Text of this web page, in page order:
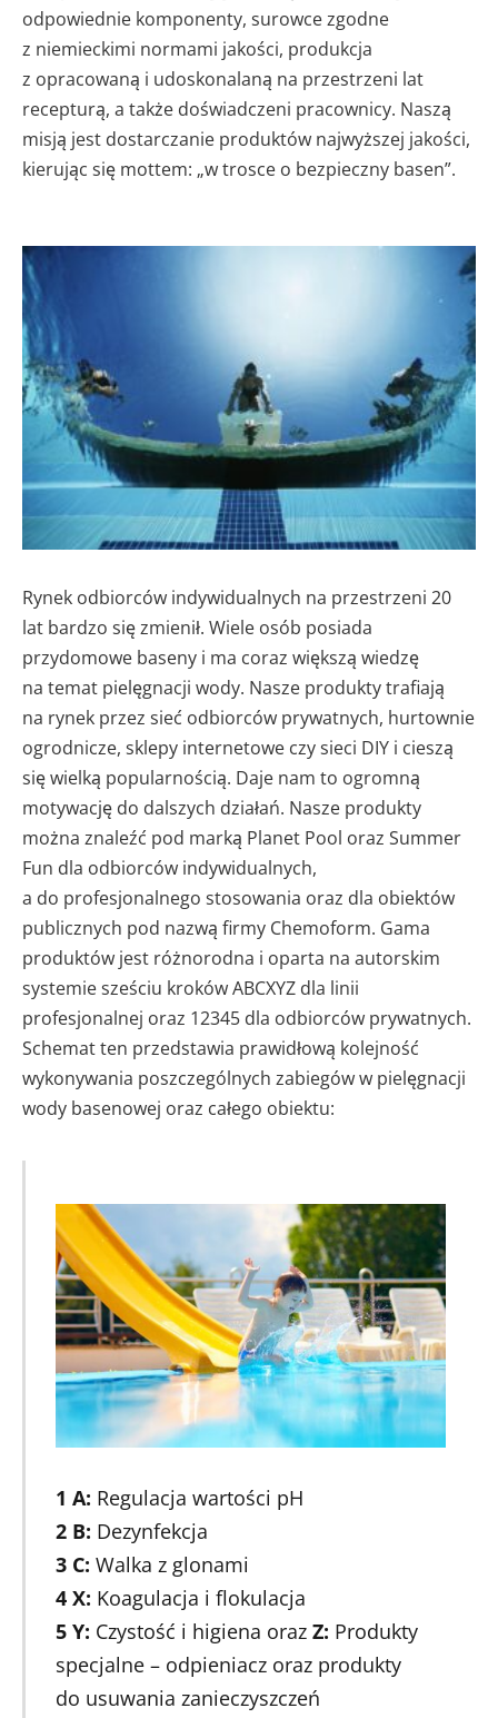
odpowiednie komponenty, surowce zgodne
z niemieckimi normami jakości, produkcja
z opracowaną i udoskonalaną na przestrzeni lat
recepturą, a także doświadczeni pracownicy. Naszą
misją jest dostarczanie produktów najwyższej jakości,
kierując się mottem: „w trosce o bezpieczny basen”.
Rynek odbiorców indywidualnych na przestrzeni 20
lat bardzo się zmienił. Wiele osób posiada
przydomowe baseny i ma coraz większą wiedzę
na temat pielęgnacji wody. Nasze produkty trafiają
na rynek przez sieć odbiorców prywatnych, hurtownie
ogrodnicze, sklepy internetowe czy sieci DIY i cieszą
się wielką popularnością. Daje nam to ogromną
motywację do dalszych działań. Nasze produkty
można znaleźć pod marką Planet Pool oraz Summer
Fun dla odbiorców indywidualnych,
a do profesjonalnego stosowania oraz dla obiektów
publicznych pod nazwą firmy Chemoform. Gama
produktów jest różnorodna i oparta na autorskim
systemie sześciu kroków ABCXYZ dla linii
profesjonalnej oraz 12345 dla odbiorców prywatnych.
Schemat ten przedstawia prawidłową kolejność
wykonywania poszczególnych zabiegów w pielęgnacji
wody basenowej oraz całego obiektu:
1 A: Regulacja wartości pH
2 B: Dezynfekcja
3 C: Walka z glonami
4 X: Koagulacja i flokulacja
5 Y: Czystość i higiena oraz Z: Produkty
specjalne – odpieniacz oraz produkty
do usuwania zanieczyszczeń